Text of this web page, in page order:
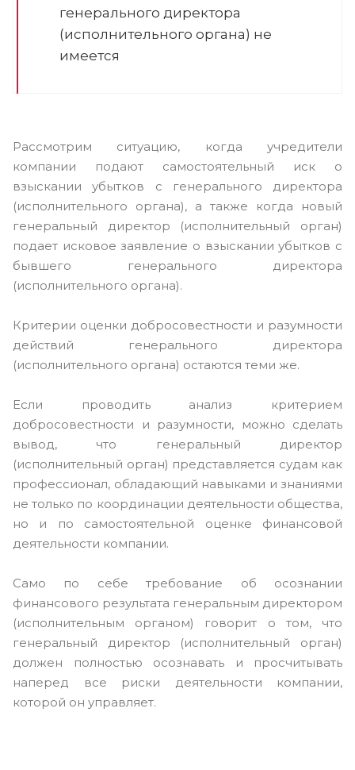
генерального директора
(исполнительного органа) не
имеется
Рассмотрим ситуацию, когда учредители
компании подают самостоятельный иск о
взыскании убытков с генерального директора
(исполнительного органа), а также когда новый
генеральный директор (исполнительный орган)
подает исковое заявление о взыскании убытков с
бывшего генерального директора
(исполнительного органа).
Критерии оценки добросовестности и разумности
действий генерального директора
(исполнительного органа) остаются теми же.
Если проводить анализ критерием
добросовестности и разумности, можно сделать
вывод, что генеральный директор
(исполнительный орган) представляется судам как
профессионал, обладающий навыками и знаниями
не только по координации деятельности общества,
но и по самостоятельной оценке финансовой
деятельности компании.
Само по себе требование об осознании
финансового результата генеральным директором
(исполнительным органом) говорит о том, что
генеральный директор (исполнительный орган)
должен полностью осознавать и просчитывать
наперед все риски деятельности компании,
которой он управляет.